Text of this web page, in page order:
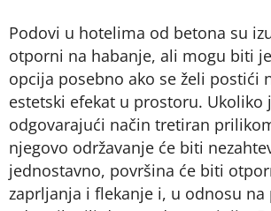
Podovi u hotelima od betona su
otporni na habanje, ali mogu biti
opcija posebno ako se želi postići
estetski efekat u prostoru. Ukoliko
odgovarajući način tretiran
njegovo održavanje će biti
jednostavno, površina će biti
zaprljanja i flekanje i, u odnosu